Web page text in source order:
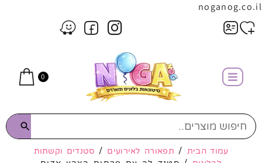
noganog.co.il
0
עמוד הבית / תפאורה לאירועים / סטנדים וקשתות